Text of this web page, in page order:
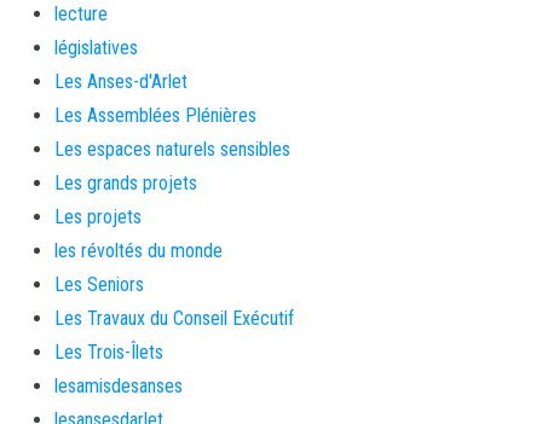
lecture
législatives
Les Anses-d'Arlet
Les Assemblées Plénières
Les espaces naturels sensibles
Les grands projets
Les projets
les révoltés du monde
Les Seniors
Les Travaux du Conseil Exécutif
Les Trois-Îlets
lesamisdesanses